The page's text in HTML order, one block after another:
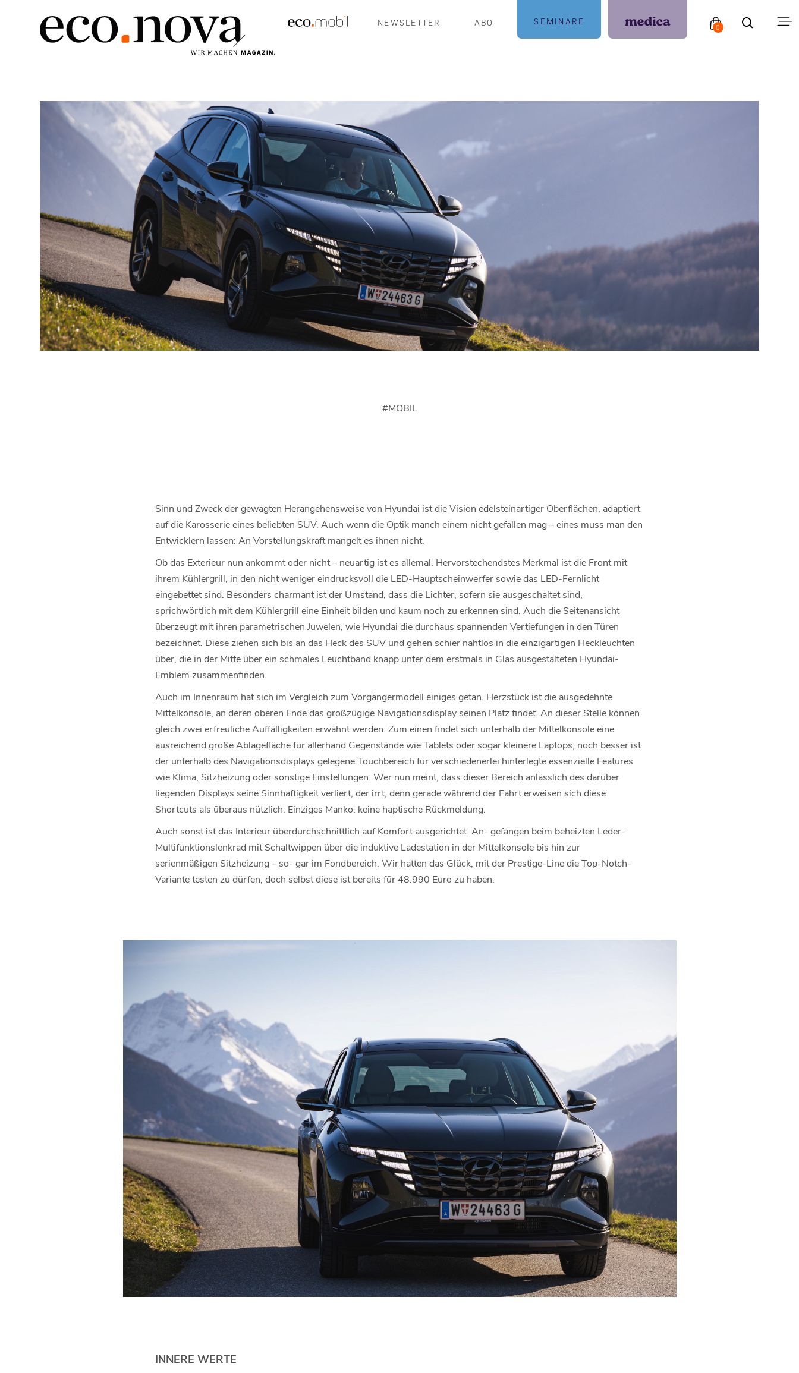
NEWSLETTER ABO SEMINARE
0
#MOBIL
Sinn und Zweck der gewagten Herangehensweise von Hyundai ist die Vision edelsteinartiger Oberflächen, adaptiert
auf die Karosserie eines beliebten SUV. Auch wenn die Optik manch einem nicht gefallen mag – eines muss man den
Entwicklern lassen: An Vorstellungskraft mangelt es ihnen nicht.
Ob das Exterieur nun ankommt oder nicht – neuartig ist es allemal. Hervorstechendstes Merkmal ist die Front mit
ihrem Kühlergrill, in den nicht weniger eindrucksvoll die LED-Hauptscheinwerfer sowie das LED-Fernlicht
eingebettet sind. Besonders charmant ist der Umstand, dass die Lichter, sofern sie ausgeschaltet sind,
sprichwörtlich mit dem Kühlergrill eine Einheit bilden und kaum noch zu erkennen sind. Auch die Seitenansicht
überzeugt mit ihren parametrischen Juwelen, wie Hyundai die durchaus spannenden Vertiefungen in den Türen
bezeichnet. Diese ziehen sich bis an das Heck des SUV und gehen schier nahtlos in die einzigartigen Heckleuchten
über, die in der Mitte über ein schmales Leuchtband knapp unter dem erstmals in Glas ausgestalteten Hyundai-
Emblem zusammenfinden.
Auch im Innenraum hat sich im Vergleich zum Vorgängermodell einiges getan. Herzstück ist die ausgedehnte
Mittelkonsole, an deren oberen Ende das großzügige Navigationsdisplay seinen Platz findet. An dieser Stelle können
gleich zwei erfreuliche Auffälligkeiten erwähnt werden: Zum einen findet sich unterhalb der Mittelkonsole eine
ausreichend große Ablagefläche für allerhand Gegenstände wie Tablets oder sogar kleinere Laptops; noch besser ist
der unterhalb des Navigationsdisplays gelegene Touchbereich für verschiedenerlei hinterlegte essenzielle Features
wie Klima, Sitzheizung oder sonstige Einstellungen. Wer nun meint, dass dieser Bereich anlässlich des darüber
liegenden Displays seine Sinnhaftigkeit verliert, der irrt, denn gerade während der Fahrt erweisen sich diese
Shortcuts als überaus nützlich. Einziges Manko: keine haptische Rückmeldung.
Auch sonst ist das Interieur überdurchschnittlich auf Komfort ausgerichtet. An- gefangen beim beheizten Leder-
Multifunktionslenkrad mit Schaltwippen über die induktive Ladestation in der Mittelkonsole bis hin zur
serienmäßigen Sitzheizung – so- gar im Fondbereich. Wir hatten das Glück, mit der Prestige-Line die Top-Notch-
Variante testen zu dürfen, doch selbst diese ist bereits für 48.990 Euro zu haben.
INNERE WERTE